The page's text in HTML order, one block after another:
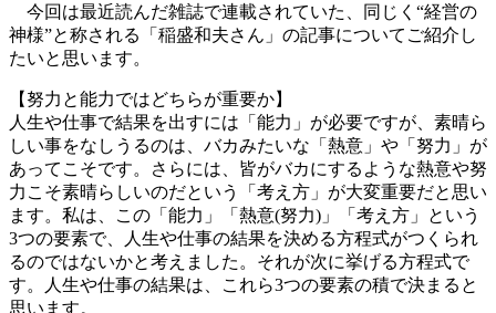
今回は最近読んだ雑誌で連載されていた、同じく“経営の
神様”と称される「稲盛和夫さん」の記事についてご紹介し
たいと思います。
【努力と能力ではどちらが重要か】
人生や仕事で結果を出すには「能力」が必要ですが、素晴ら
しい事をなしうるのは、バカみたいな「熱意」や「努力」が
あってこそです。さらには、皆がバカにするような熱意や努
力こそ素晴らしいのだという「考え方」が大変重要だと思い
ます。私は、この「能力」「熱意(努力)」「考え方」という
3つの要素で、人生や仕事の結果を決める方程式がつくられ
るのではないかと考えました。それが次に挙げる方程式で
す。人生や仕事の結果は、これら3つの要素の積で決まると
思います。